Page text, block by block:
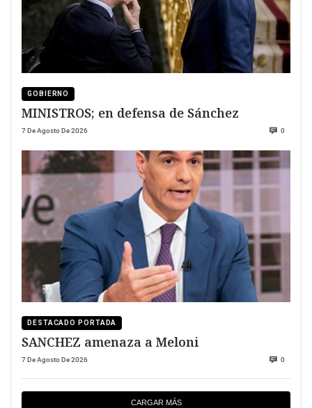
GOBIERNO
MINISTROS; en defensa de Sánchez
7 De Agosto De 2026 0
DESTACADO PORTADA
SANCHEZ amenaza a Meloni
7 De Agosto De 2026 0
CARGAR MÁS